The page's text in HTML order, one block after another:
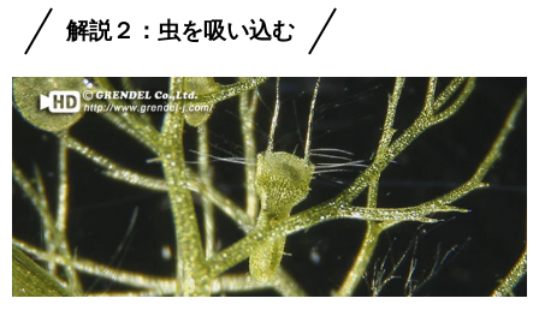
解説２：虫を吸い込む